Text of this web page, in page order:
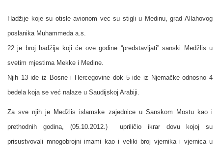
Hadžije koje su otisle avionom vec su stigli u Medinu, grad Allahovog
poslanika Muhammeda a.s.
22 je broj hadžija koji će ove godine “predstavljati” sanski Medžlis u
svetim mjestima Mekke i Medine.
Njih 13 ide iz Bosne i Hercegovine dok 5 ide iz Njemačke odnosno 4
bedela koja se već nalaze u Saudijskoj Arabiji.
Za sve njih je Medžlis islamske zajednice u Sanskom Mostu kao i
prethodnih godina, (05.10.2012.) upriličio ikrar dovu kojoj su
prisustvovali mnogobrojni imami kao i veliki broj vjernika i vjernica u